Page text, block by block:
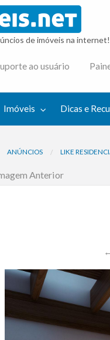
de imóveis na internet!
ao usuário
Imóveis Dicas e
ANÚNCIOS LIKE
Anterior